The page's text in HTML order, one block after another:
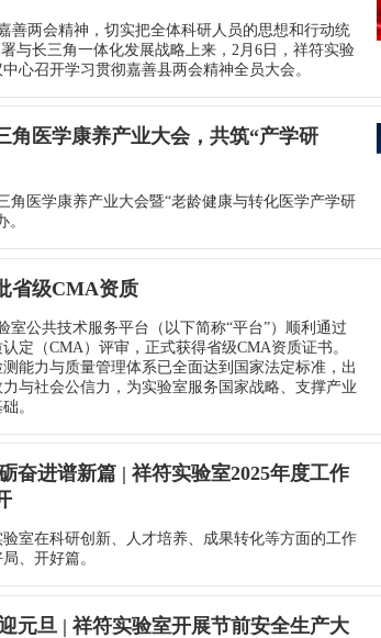
善两会精神，切实把全体科研人员的思想和行动统
与长三角一体化发展战略上来，2月6日，祥符实验
心召开学习贯彻嘉善县两会精神全员大会。
角医学康养产业大会，共筑“产学研
角医学康养产业大会暨“老龄健康与转化医学产学研
省级CMA资质
室公共技术服务平台（以下简称“平台”）顺利通过
定（CMA）评审，正式获得省级CMA资质证书。
能力与质量管理体系已全面达到国家法定标准，出
与社会公信力，为实验室服务国家战略、支撑产业
。
奋进谱新篇 | 祥符实验室2025年度工作
室在科研创新、人才培养、成果转化等方面的工作
、开好篇。
元旦 | 祥符实验室开展节前安全生产大